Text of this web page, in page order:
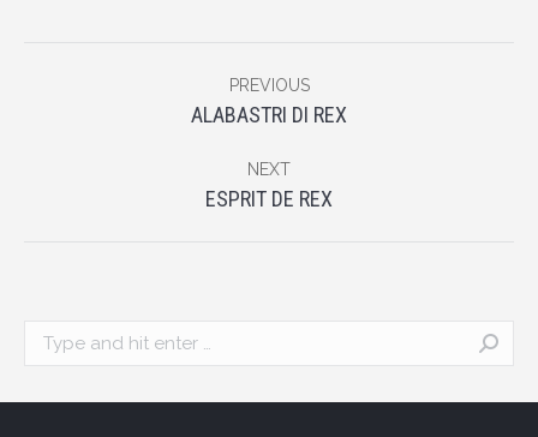
PREVIOUS
Previous
ALABASTRI DI REX
NEXT
Next
ESPRIT DE REX
Search: